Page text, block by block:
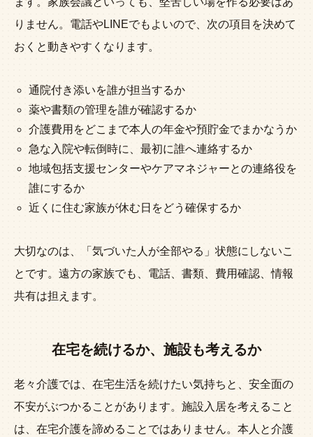
りません。電話やLINEでもよいので、次の項目を決めて
おくと動きやすくなります。
通院付き添いを誰が担当するか
薬や書類の管理を誰が確認するか
介護費用をどこまで本人の年金や預貯金でまかなうか
急な入院や転倒時に、最初に誰へ連絡するか
地域包括支援センターやケアマネジャーとの連絡役を
誰にするか
近くに住む家族が休む日をどう確保するか
大切なのは、「気づいた人が全部やる」状態にしないこ
とです。遠方の家族でも、電話、書類、費用確認、情報
共有は担えます。
在宅を続けるか、施設も考えるか
老々介護では、在宅生活を続けたい気持ちと、安全面の
不安がぶつかることがあります。施設入居を考えること
は、在宅介護を諦めることではありません。本人と介護